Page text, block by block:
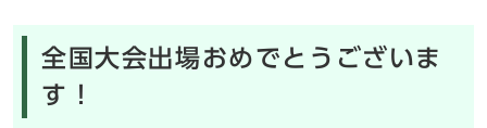
全国大会出場おめでとうございま
す！